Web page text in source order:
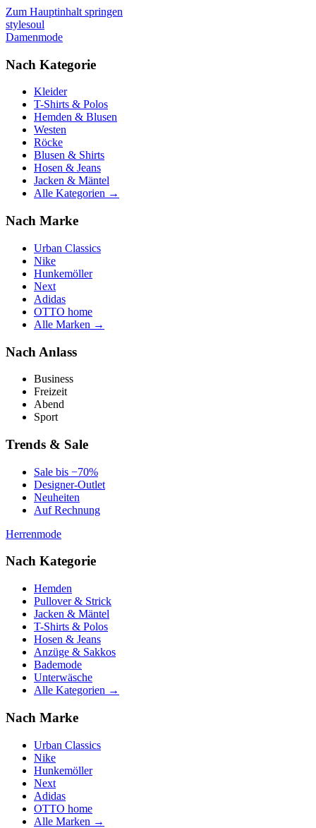
Zum Hauptinhalt springen
stylesoul
Damenmode
Nach Kategorie
Kleider
T-Shirts & Polos
Hemden & Blusen
Westen
Röcke
Blusen & Shirts
Hosen & Jeans
Jacken & Mäntel
Alle Kategorien →
Nach Marke
Urban Classics
Nike
Hunkemöller
Next
Adidas
OTTO home
Alle Marken →
Nach Anlass
Business
Freizeit
Abend
Sport
Trends & Sale
Sale bis −70%
Designer-Outlet
Neuheiten
Auf Rechnung
Herrenmode
Nach Kategorie
Hemden
Pullover & Strick
Jacken & Mäntel
T-Shirts & Polos
Hosen & Jeans
Anzüge & Sakkos
Bademode
Unterwäsche
Alle Kategorien →
Nach Marke
Urban Classics
Nike
Hunkemöller
Next
Adidas
OTTO home
Alle Marken →